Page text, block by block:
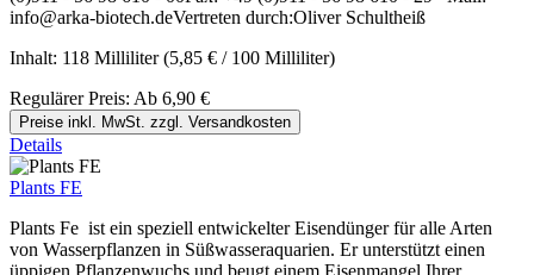
info@arka-biotech.deVertreten durch:Oliver Schultheiß
Inhalt: 118 Milliliter(5,85 € / 100 Milliliter)
Regulärer Preis: Ab 6,90 €
Preise inkl. MwSt. zzgl. Versandkosten
Details
Plants FE
Plants Fe ist ein speziell entwickelter Eisendünger für alle Arten
von Wasserpflanzen in Süßwasseraquarien. Er unterstützt einen